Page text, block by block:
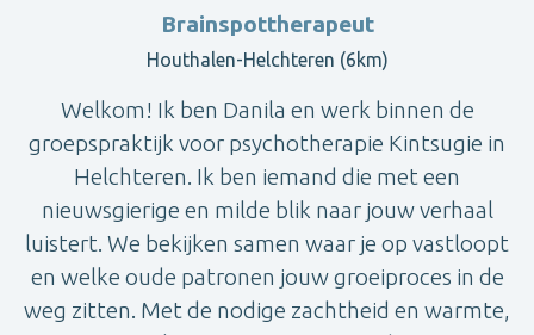
Brainspottherapeut
Houthalen-Helchteren (6km)
Welkom! Ik ben Danila en werk binnen de
groepspraktijk voor psychotherapie Kintsugie in
Helchteren. Ik ben iemand die met een
nieuwsgierige en milde blik naar jouw verhaal
luistert. We bekijken samen waar je op vastloopt
en welke oude patronen jouw groeiproces in de
weg zitten. Met de nodige zachtheid en warmte,